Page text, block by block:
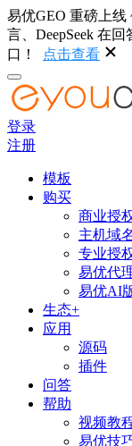
易优GEO 重磅上线
言、DeepSeek 在
口！
点击查看
登录
注册
模板
购买
商业授
主机域
专业授
易优代
易优AI
生态+
应用
源码
插件
问答
帮助
视频教
易优技